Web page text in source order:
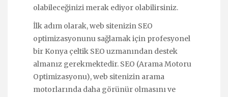
olabileceğinizi merak ediyor olabilirsiniz.
İlk adım olarak, web sitenizin SEO
optimizasyonunu sağlamak için profesyonel
bir Konya çeltik SEO uzmanından destek
almanız gerekmektedir. SEO (Arama Motoru
Optimizasyonu), web sitenizin arama
motorlarında daha görünür olmasını ve